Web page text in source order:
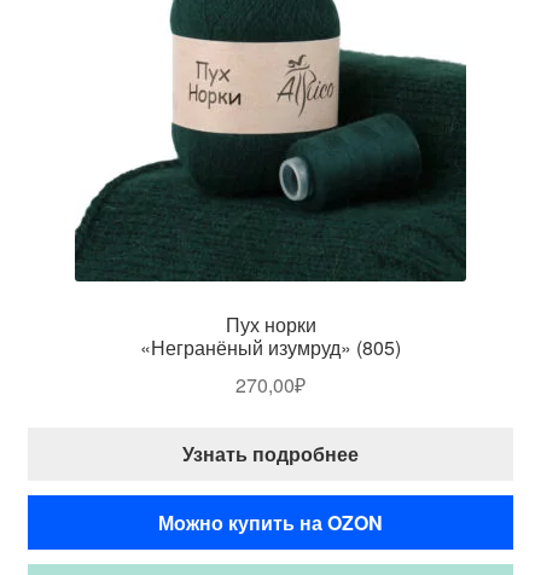
Пух норки
«Негранёный изумруд» (805)
270,00₽
Узнать подробнее
Можно купить на OZON